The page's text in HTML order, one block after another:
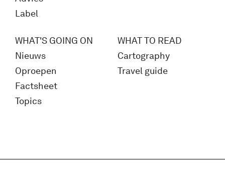
Label
WHAT'S GOING ON
Nieuws
Oproepen
Factsheet
Topics
WHAT TO READ
Cartography
Travel guide